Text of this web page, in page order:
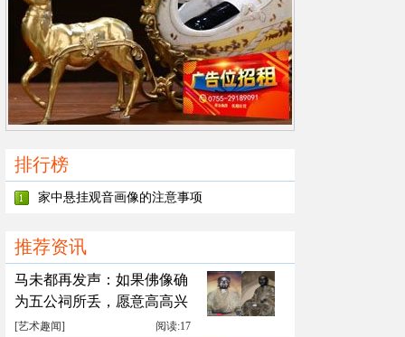
排行榜
家中悬挂观音画像的注意事项
推荐资讯
马未都再发声：如果佛像确
为五公祠所丢，愿意高高兴
兴送回
[艺术趣闻] 阅读:17